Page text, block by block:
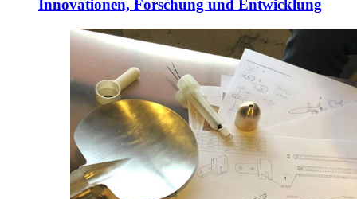
Innovationen, Forschung und Entwicklung